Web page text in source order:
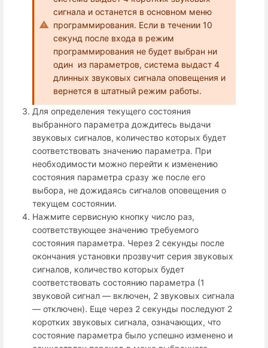
сигнала и останется в основном меню
программирования. Если в течении 10
секунд после входа в режим
программирования не будет выбран ни
один из параметров, система выдаст 4
длинных звуковых сигнала оповещения и
вернется в штатный режим работы.
Для определения текущего состояния
выбранного параметра дождитесь выдачи
звуковых сигналов, количество которых будет
соответствовать значению параметра. При
необходимости можно перейти к изменению
состояния параметра сразу же после его
выбора, не дожидаясь сигналов оповещения о
текущем состоянии.
Нажмите сервисную кнопку число раз,
соответствующее значению требуемого
состояния параметра. Через 2 секунды после
окончания установки прозвучит серия звуковых
сигналов, количество которых будет
соответствовать состоянию параметра (1
звуковой сигнал — включен, 2 звуковых сигнала
— отключен). Еще через 2 секунды последуют 2
коротких звуковых сигнала, означающих, что
состояние параметра было успешно изменено и